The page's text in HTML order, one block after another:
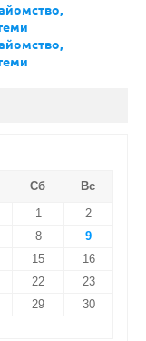
Сб
Вс
1
2
8
9
15
16
22
23
29
30